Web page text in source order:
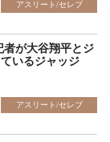
アスリート/セレブ
者が大谷翔平とジ
いるジャッジ
アスリート/セレブ